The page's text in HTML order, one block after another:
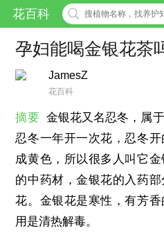
花百科
孕妇能喝金银花茶
JamesZ
花百科
摘要 金银花又名忍冬，属
忍冬一年开一次花，忍冬
成黄色，所以很多人叫它
的中药材，金银花的入药
花。金银花是寒性，有芳
用是清热解毒。